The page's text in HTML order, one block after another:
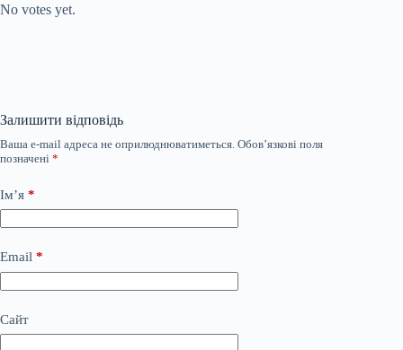
No votes yet.
Залишити відповідь
Ваша e-mail адреса не оприлюднюватиметься. Обов’язкові поля
позначені *
Ім’я *
Email *
Сайт